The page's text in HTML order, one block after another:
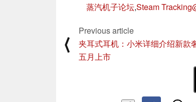
蒸汽机子论坛,Steam
⟨
Previous article
夹耳式耳机：小米详细介绍新款
五月上市